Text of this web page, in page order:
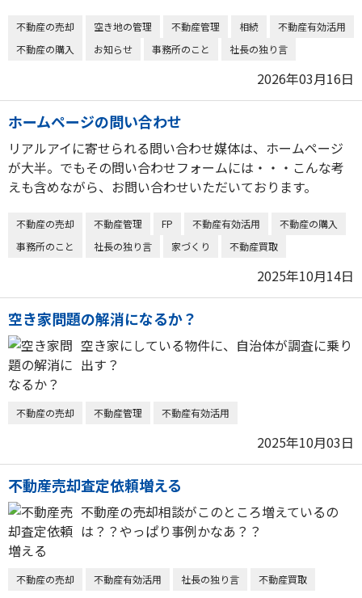
不動産の売却 空き地の管理 不動産管理 相続
不動産有効活用
不動産の購入
お知らせ 事務所のこと 社長の独り言
2026年03月16日
ホームページの問い合わせ
リアルアイに寄せられる問い合わせ媒体は、ホームページ
が大半。でもその問い合わせフォームには・・・こんな考
えも含めながら、お問い合わせいただいております。
不動産の売却 不動産管理 FP 不動産有効活用
不動産の購入
事務所のこと
社長の独り言 家づくり 不動産買取
2025年10月14日
空き家問題の解消になるか？
空き家にしている物件に、自治体が調査に乗り
出す？
不動産の売却 不動産管理 不動産有効活用
2025年10月03日
不動産売却査定依頼増える
不動産の売却相談がこのところ増えているの
は？？やっぱり事例かなあ？？
不動産の売却 不動産有効活用 社長の独り言 不動産買取